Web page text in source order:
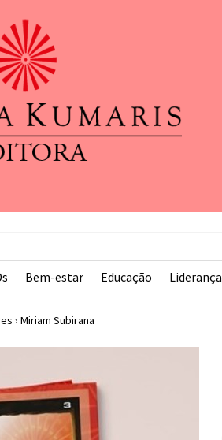
Bem-estar Educação Liderança
› Miriam Subirana